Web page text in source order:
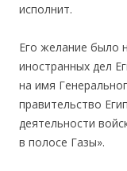
исполнит.
Его желание было
иностранных дел
на имя
правительство
деятельности
в полосе Газы».